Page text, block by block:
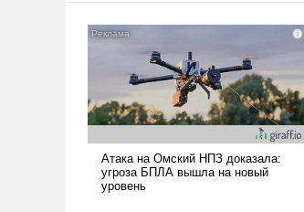
уязвимости США, например, перед